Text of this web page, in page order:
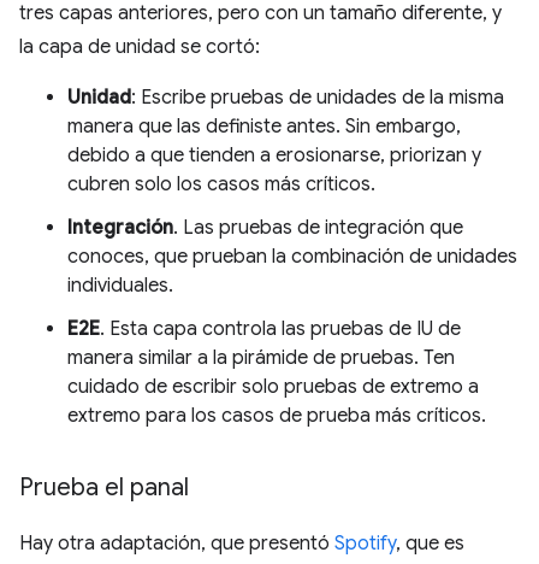
tres capas anteriores, pero con un tamaño diferente, y
la capa de unidad se cortó:
Unidad: Escribe pruebas de unidades de la misma
manera que las definiste antes. Sin embargo,
debido a que tienden a erosionarse, priorizan y
cubren solo los casos más críticos.
Integración. Las pruebas de integración que
conoces, que prueban la combinación de unidades
individuales.
E2E. Esta capa controla las pruebas de IU de
manera similar a la pirámide de pruebas. Ten
cuidado de escribir solo pruebas de extremo a
extremo para los casos de prueba más críticos.
Prueba el panal
Hay otra adaptación, que presentó Spotify, que es